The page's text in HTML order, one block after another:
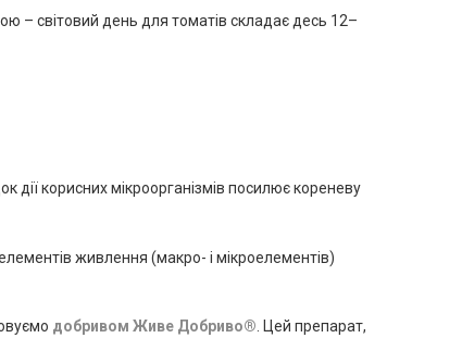
– світовий день для томатів складає десь 12–
дії корисних мікроорганізмів посилює кореневу
живлення (макро- і мікроелементів)
добривом Живе Добриво®. Цей препарат,